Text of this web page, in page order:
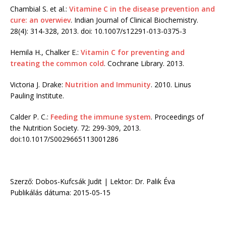
Chambial S. et al.: Vitamine C in the disease prevention and
cure: an overwiev. Indian Journal of Clinical Biochemistry.
28(4): 314-328, 2013. doi: 10.1007/s12291-013-0375-3
Hemila H., Chalker E.: Vitamin C for preventing and
treating the common cold. Cochrane Library. 2013.
Victoria J. Drake: Nutrition and Immunity. 2010. Linus
Pauling Institute.
Calder P. C.: Feeding the immune system. Proceedings of
the Nutrition Society. 72: 299-309, 2013.
doi:10.1017/S0029665113001286
Szerző: Dobos-Kufcsák Judit | Lektor: Dr. Palik Éva
Publikálás dátuma: 2015-05-15